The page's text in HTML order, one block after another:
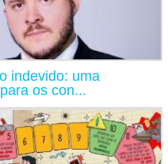
indevido: uma
os con...